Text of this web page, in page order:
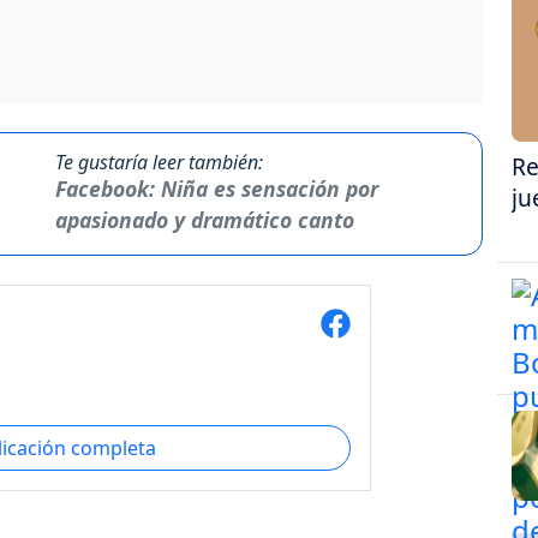
Te gustaría leer también:
Facebook: Niña es sensación por
apasionado y dramático canto
completa